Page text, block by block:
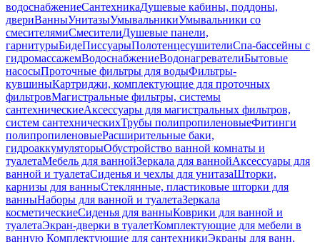
водоснабжениеСантехникаДушевые кабины, поддоны,
двериВанныУнитазыУмывальникиУмывальники со
смесителямиСмесителиДушевые панели,
гарнитурыБидеПиссуарыПолотенцесушителиСпа-бассейны с
гидромассажемВодоснабжениеВодонагревателиБытовые
насосыПроточные фильтры для водыФильтры-
кувшиныКартриджи, комплектующие для проточных
фильтровМагистральные фильтры, системы
сантехническиеАксессуары для магистральных фильтров,
систем сантехническихТрубы полипропиленовыеФитинги
полипропиленовыеРасширительные баки,
гидроаккумуляторыОбустройство ванной комнаты и
туалетаМебель для ваннойЗеркала для ваннойАксессуары для
ванной и туалетаСиденья и чехлы для унитазаШторки,
карнизы для ванныСтеклянные, пластиковые шторки для
ванныНаборы для ванной и туалетаЗеркала
косметическиеСиденья для ванныКоврики для ванной и
туалетаЭкран-дверки в туалетКомплектующие для мебели в
ванную Комплектующие для сантехникиЭкраны для ванн,